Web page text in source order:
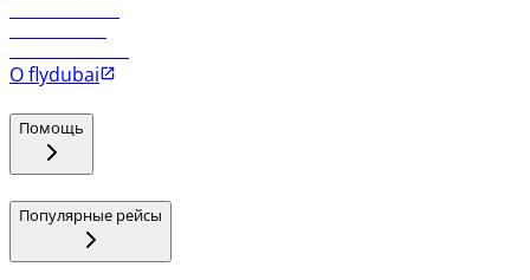
О flydubai
Помощь
Популярные рейсы